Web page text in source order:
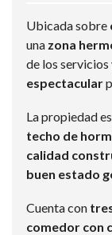
Ubicada sobre
una zona
de los servicios
espectacular
La propiedad
techo de
calidad
buen estado
Cuenta con
comedor con